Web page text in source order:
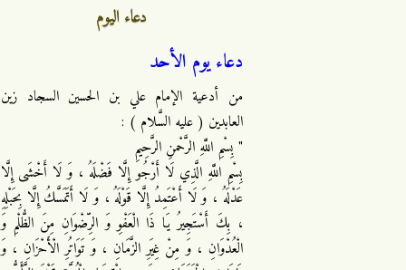
دعاء اليوم
دعاء يوم الأحد
من أدعية الإمام علي بن الحسين السجاد زين
العابدين ( عليه السَّلام ) :
" بِسْمِ اللَّهِ الرَّحْمنِ الرَّحِيمِ
بِسْمِ اللَّهِ الَّذِي لَا أَرْجُو إِلَّا فَضْلَهُ ، وَ لَا أَخْشَى إِلَّا
عَدْلَهُ ، وَ لَا أَعْتَمِدُ إِلَّا قَوْلَهُ ، وَ لَا أَتَمَسَّكُ إِلَّا بِحَبْلِهِ
، بِكَ أَسْتَجِيرُ يَا ذَا الْعَفْوِ وَ الرِّضْوَانِ مِنَ الظُّلْمِ وَ
الْعُدْوَانِ ، وَ مِنْ غِيَرِ الزَّمَانِ ، وَ تَوَاتُرِ الْأَحْزَانِ ، وَ